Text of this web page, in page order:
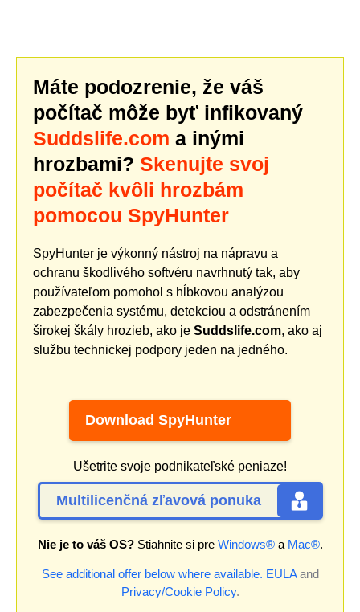
Máte podozrenie, že váš
počítač môže byť infikovaný
Suddslife.com a inými
hrozbami? Skenujte svoj
počítač kvôli hrozbám
pomocou SpyHunter
SpyHunter je výkonný nástroj na nápravu a
ochranu škodlivého softvéru navrhnutý tak, aby
používateľom pomohol s hĺbkovou analýzou
zabezpečenia systému, detekciou a odstránením
širokej škály hrozieb, ako je Suddslife.com, ako aj
službu technickej podpory jeden na jedného.
Download SpyHunter
Ušetrite svoje podnikateľské peniaze!
Multilicenčná zľavová ponuka
Nie je to váš OS?Stiahnite si pre Windows®a Mac®.
See additional offer below where available. EULAand
Privacy/Cookie Policy.